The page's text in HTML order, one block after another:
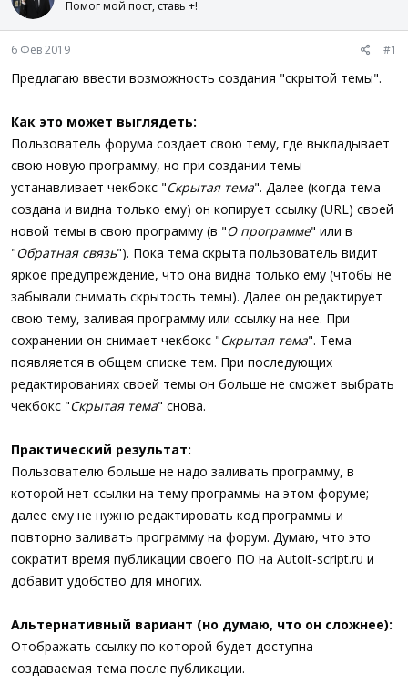
т
е
ы
а
а
Помог мой пост, ставь +!
6 Фев 2019 #1
Предлагаю ввести возможность создания "скрытой темы".
Как это может выглядеть:
Пользователь форума создает свою тему, где выкладывает
свою новую программу, но при создании темы
устанавливает чекбокс "Скрытая тема". Далее (когда тема
создана и видна только ему) он копирует ссылку (URL) своей
новой темы в свою программу (в "О программе" или в
"Обратная связь"). Пока тема скрыта пользователь видит
яркое предупреждение, что она видна только ему (чтобы не
забывали снимать скрытость темы). Далее он редактирует
свою тему, заливая программу или ссылку на нее. При
сохранении он снимает чекбокс "Скрытая тема". Тема
появляется в общем списке тем. При последующих
редактированиях своей темы он больше не сможет выбрать
чекбокс "Скрытая тема" снова.
Практический результат:
Пользователю больше не надо заливать программу, в
которой нет ссылки на тему программы на этом форуме;
далее ему не нужно редактировать код программы и
повторно заливать программу на форум. Думаю, что это
сократит время публикации своего ПО на Autoit-script.ru и
добавит удобство для многих.
Альтернативный вариант (но думаю, что он сложнее):
Отображать ссылку по которой будет доступна
создаваемая тема после публикации.